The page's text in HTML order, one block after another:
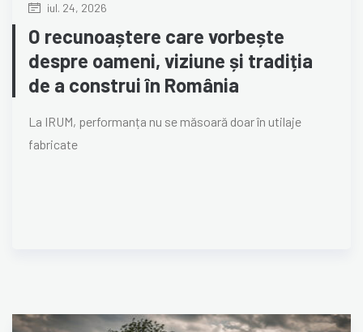
iul. 24, 2026
O recunoaștere care vorbește
despre oameni, viziune și tradiția
de a construi în România
La IRUM, performanța nu se măsoară doar în utilaje
fabricate